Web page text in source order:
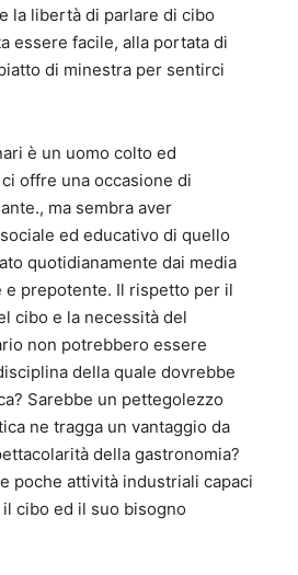
la libertà di parlare di cibo
essere facile, alla portata di
di minestra per sentirci
è un uomo colto ed
offre una occasione di
ma sembra aver
ed educativo di quello
quotidianamente dai media
e prepotente. Il rispetto per il
cibo e la necessità del
non potrebbero essere
della quale dovrebbe
Sarebbe un pettegolezzo
ne tragga un vantaggio da
della gastronomia?
poche attività industriali capaci
cibo ed il suo bisogno